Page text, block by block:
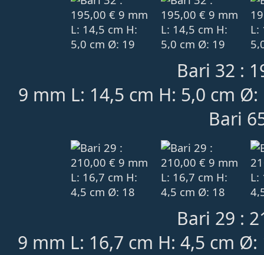
Bari 32 :
9 mm L: 14,5 cm H: 5,0 cm
Bari
Bari 29 :
9 mm L: 16,7 cm H: 4,5 cm Ø: